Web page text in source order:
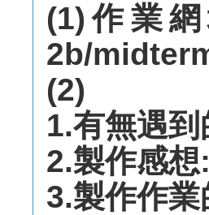
(1)作業網
2b/
(2)
1.有無遇
2.製作感
3.製作作